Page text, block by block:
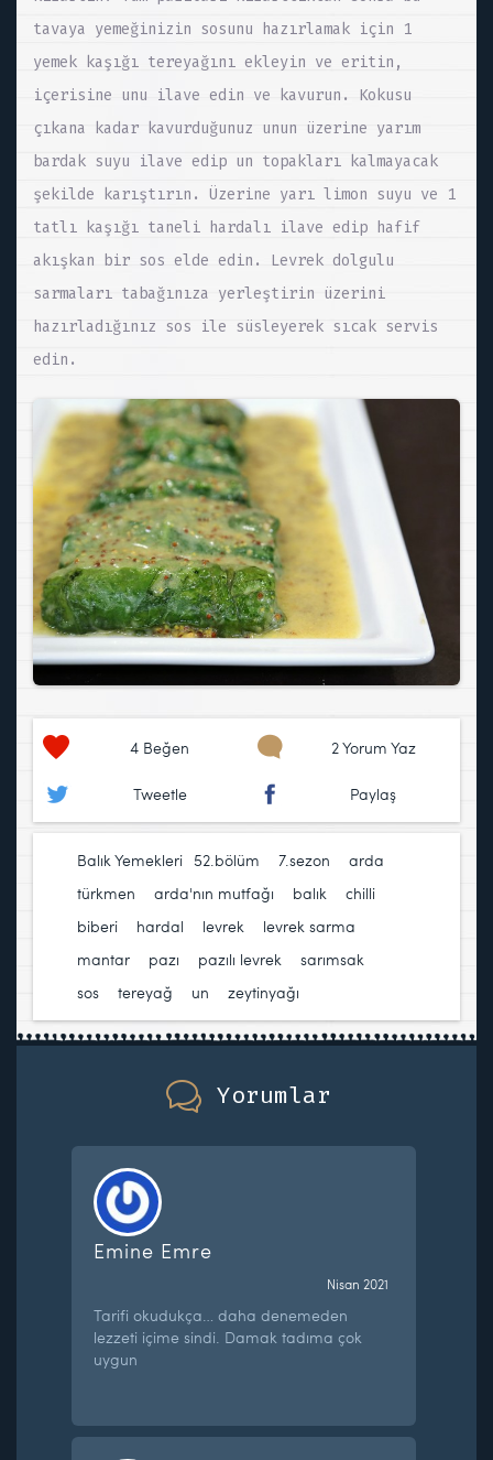
tavaya yemeğinizin sosunu hazırlamak için 1
yemek kaşığı tereyağını ekleyin ve eritin,
içerisine unu ilave edin ve kavurun. Kokusu
çıkana kadar kavurduğunuz unun üzerine yarım
bardak suyu ilave edip un topakları kalmayacak
şekilde karıştırın. Üzerine yarı limon suyu ve 1
tatlı kaşığı taneli hardalı ilave edip hafif
akışkan bir sos elde edin. Levrek dolgulu
sarmaları tabağınıza yerleştirin üzerini
hazırladığınız sos ile süsleyerek sıcak servis
edin.
4 Beğen 2 Yorum Yaz
Tweetle Paylaş
Balık Yemekleri 52.bölüm 7.sezon
arda
türkmen
arda'nın mutfağı balık
chilli
biberi
hardal levrek levrek sarma
mantar
pazı pazılı levrek sarımsak
sos
tereyağ un zeytinyağı
Yorumlar
Emine Emre
Nisan 2021
Tarifi okudukça… daha denemeden
lezzeti içime sindi. Damak tadıma çok
uygun